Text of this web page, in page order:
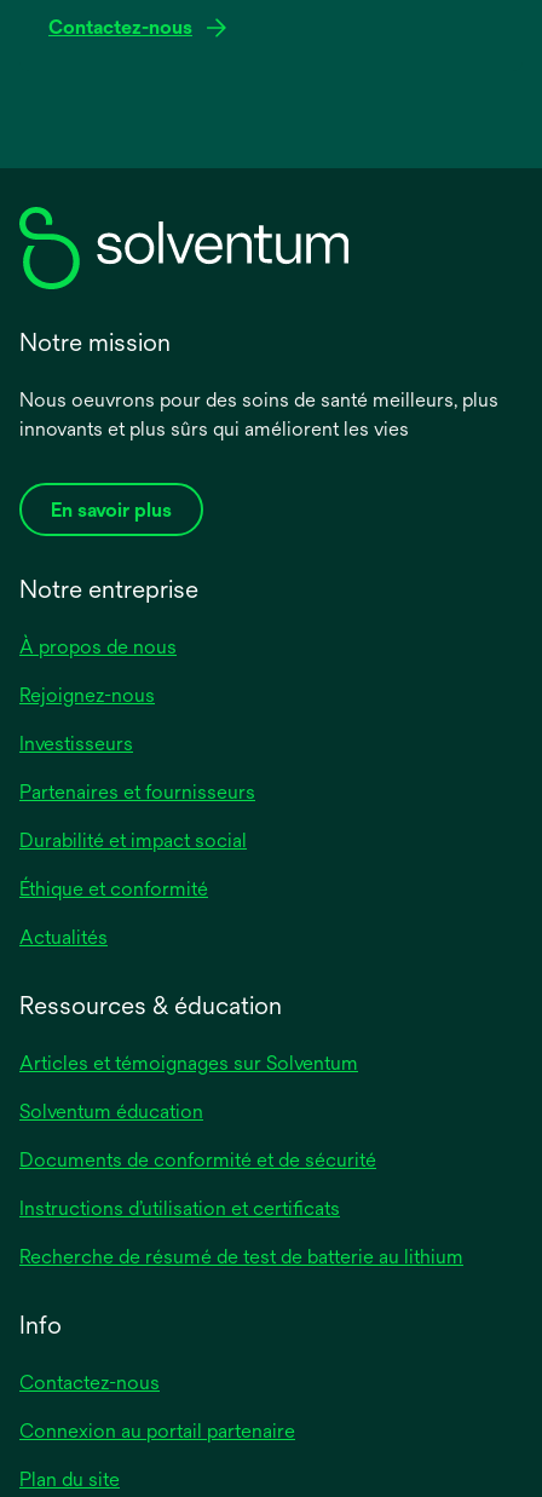
Contactez-nous
Notre mission
Nous oeuvrons pour des soins de santé meilleurs, plus
innovants et plus sûrs qui améliorent les vies
En savoir plus
Notre entreprise
À propos de nous
Rejoignez-nous
Investisseurs
Partenaires et fournisseurs
Durabilité et impact social
Éthique et conformité
Actualités
Ressources & éducation
Articles et témoignages sur Solventum
Solventum éducation
Documents de conformité et de sécurité
Instructions d’utilisation et certificats
Recherche de résumé de test de batterie au lithium
Info
Contactez-nous
Connexion au portail partenaire
Plan du site